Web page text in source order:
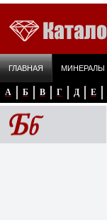
ГЛАВНАЯ МИНЕРАЛЫ
А Б В Г Д Е